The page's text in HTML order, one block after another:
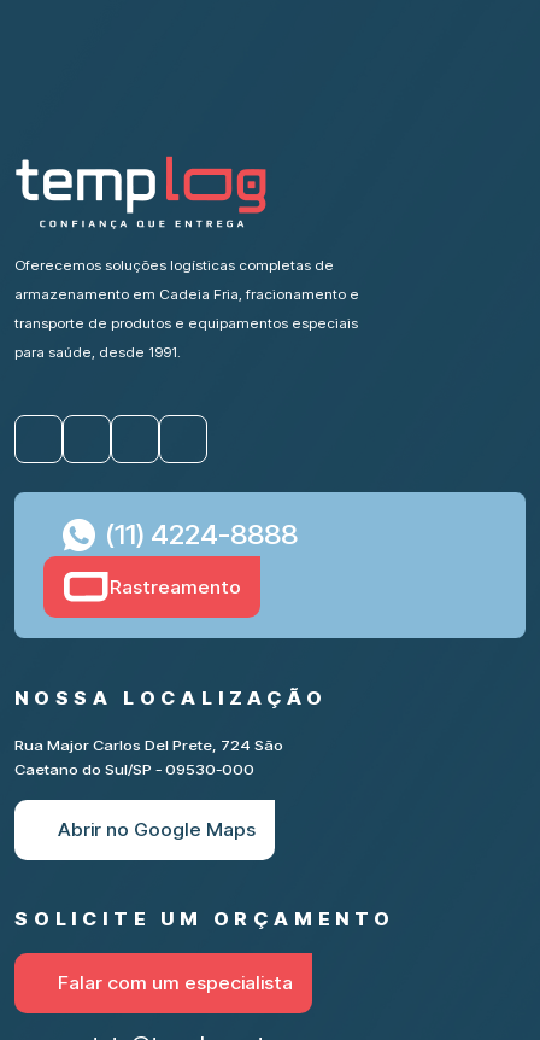
Oferecemos soluções logísticas completas de
armazenamento em Cadeia Fria, fracionamento e
transporte de produtos e equipamentos especiais
para saúde, desde 1991.
(11) 4224-8888
Rastreamento
NOSSA LOCALIZAÇÃO
Rua Major Carlos Del Prete, 724 São
Caetano do Sul/SP - 09530-000
Abrir no Google Maps
SOLICITE UM ORÇAMENTO
Falar com um especialista